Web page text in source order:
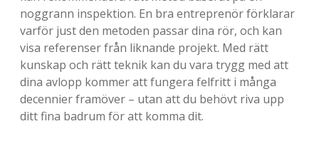
noggrann inspektion. En bra entreprenör förklarar
varför just den metoden passar dina rör, och kan
visa referenser från liknande projekt. Med rätt
kunskap och rätt teknik kan du vara trygg med att
dina avlopp kommer att fungera felfritt i många
decennier framöver – utan att du behövt riva upp
ditt fina badrum för att komma dit.